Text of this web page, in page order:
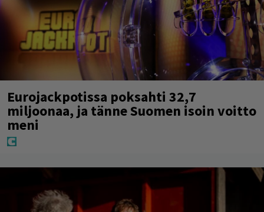
Eurojackpotissa poksahti 32,7
miljoonaa, ja tänne Suomen isoin voitto
meni